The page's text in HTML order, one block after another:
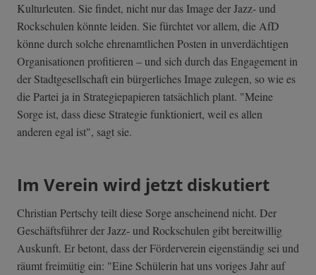
Kulturleuten. Sie findet, nicht nur das Image der Jazz- und
Rockschulen könnte leiden. Sie fürchtet vor allem, die AfD
könne durch solche ehrenamtlichen Posten in unverdächtigen
Organisationen profitieren – und sich durch das Engagement in
der Stadtgesellschaft ein bürgerliches Image zulegen, so wie es
die Partei ja in Strategiepapieren tatsächlich plant. "Meine
Sorge ist, dass diese Strategie funktioniert, weil es allen
anderen egal ist", sagt sie.
Im Verein wird jetzt diskutiert
Christian Pertschy teilt diese Sorge anscheinend nicht. Der
Geschäftsführer der Jazz- und Rockschulen gibt bereitwillig
Auskunft. Er betont, dass der Förderverein eigenständig sei und
räumt freimütig ein: "Eine Schülerin hat uns voriges Jahr auf